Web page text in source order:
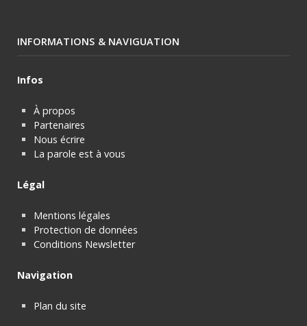
INFORMATIONS & NAVIGUATION
Infos
À propos
Partenaires
Nous écrire
La parole est à vous
Légal
Mentions légales
Protection de données
Conditions Newsletter
Navigation
Plan du site